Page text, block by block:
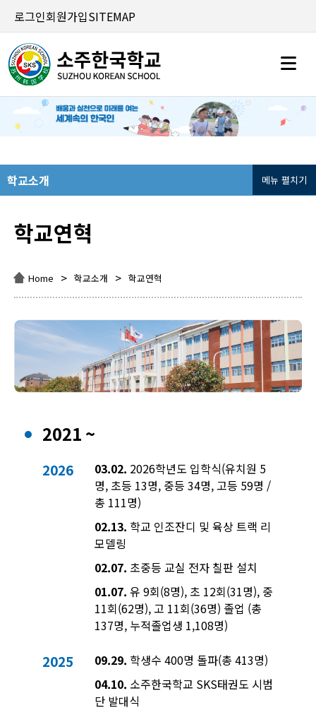
로그인회원가입SITEMAP
학교소개 메뉴 펼치기
학교연혁
Home > 학교소개 > 학교연혁
2021 ~
2026 03.02. 2026학년도 입학식(유치원 5
명, 초등 13명, 중등 34명, 고등 59명 /
총 111명)
02.13. 학교 인조잔디 및 육상 트랙 리
모델링
02.07. 초중등 교실 전자 칠판 설치
01.07. 유 9회(8명), 초 12회(31명), 중
11회(62명), 고 11회(36명) 졸업 (총
137명, 누적졸업생 1,108명)
2025 09.29. 학생수 400명 돌파(총 413명)
04.10. 소주한국학교 SKS태권도 시범
단 발대식